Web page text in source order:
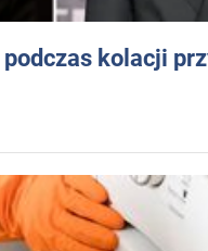
podczas kolacji